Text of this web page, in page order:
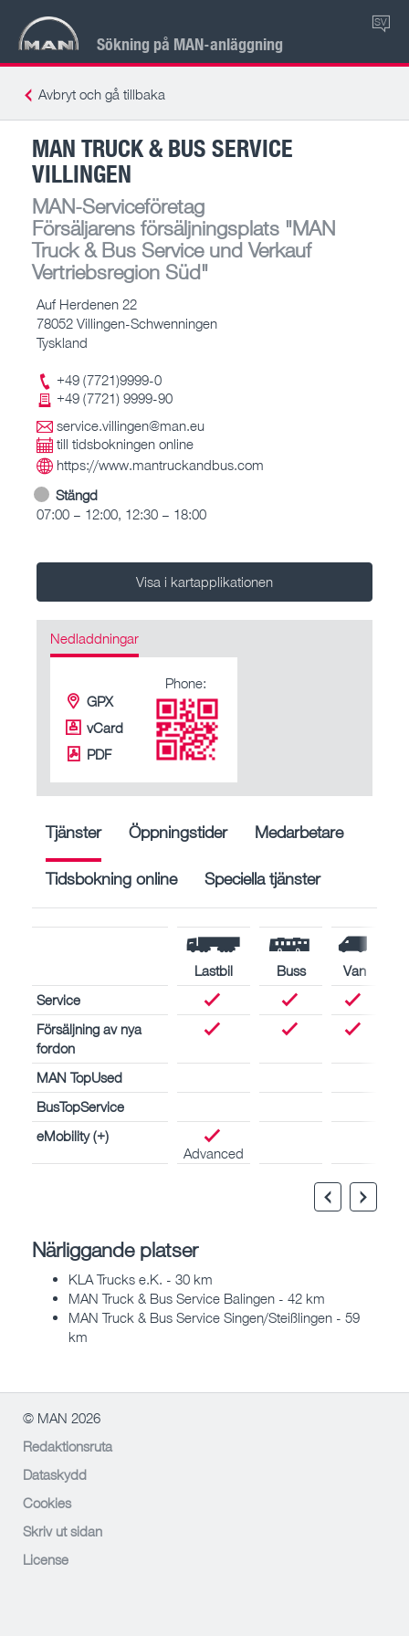
Sökning på MAN-anläggning
SV
Avbryt och gå tillbaka
MAN TRUCK & BUS SERVICE
VILLINGEN
MAN-Serviceföretag
Försäljarens försäljningsplats "MAN
Truck & Bus Service und Verkauf
Vertriebsregion Süd"
Auf Herdenen 22
78052 Villingen-Schwenningen
Tyskland
+49 (7721)9999-0
+49 (7721) 9999-90
service.villingen@man.eu
till tidsbokningen online
https://www.mantruckandbus.com
Stängd
07:00 – 12:00, 12:30 – 18:00
Visa i kartapplikationen
Nedladdningar
GPX
vCard
PDF
Phone:
Tjänster Öppningstider Medarbetare
Tidsbokning online Speciella tjänster
Lastbil Buss
Van
Service
Försäljning av nya
fordon
MAN TopUsed
BusTopService
eMobility (+)
Advanced
Närliggande platser
KLA Trucks e.K. - 30 km
MAN Truck & Bus Service Balingen - 42 km
MAN Truck & Bus Service Singen/Steißlingen - 59
km
© MAN 2026
Redaktionsruta
Dataskydd
Cookies
Skriv ut sidan
License